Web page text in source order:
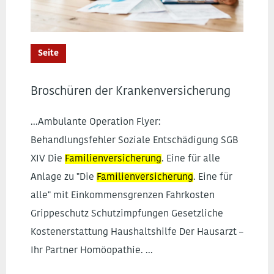
Seite
Broschüren der Krankenversicherung
...Ambulante Operation Flyer:
Behandlungsfehler Soziale Entschädigung SGB
XIV Die Familienversicherung. Eine für alle
Anlage zu "Die Familienversicherung. Eine für
alle" mit Einkommensgrenzen Fahrkosten
Grippeschutz Schutzimpfungen Gesetzliche
Kostenerstattung Haushaltshilfe Der Hausarzt –
Ihr Partner Homöopathie. ...